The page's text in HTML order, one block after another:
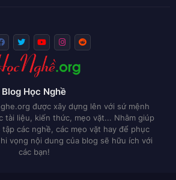
Blog Học Nghề
được xây dựng lên với sứ mệnh
tài liệu, kiến thức, mẹo vặt... Nhằm giúp
các nghề, các mẹo vặt hay để phục
vọng nội dung của blog sẽ hữu ích với
các bạn!